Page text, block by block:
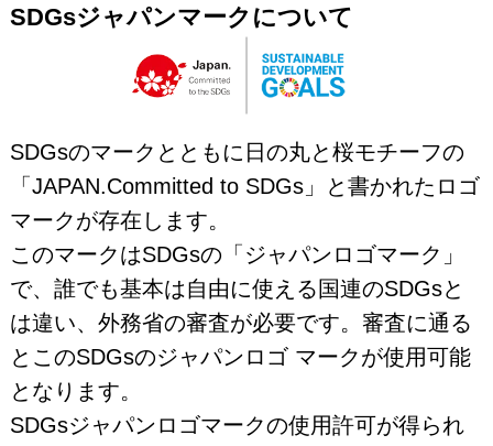
SDGsジャパンマークについて
SDGsのマークとともに日の丸と桜モチーフの
「JAPAN.Committed to SDGs」と書かれたロゴ
マークが存在します。
このマークはSDGsの「ジャパンロゴマーク」
で、誰でも基本は自由に使える国連のSDGsと
は違い、外務省の審査が必要です。審査に通る
とこのSDGsのジャパンロゴ マークが使用可能
となります。
SDGsジャパンロゴマークの使用許可が得られ